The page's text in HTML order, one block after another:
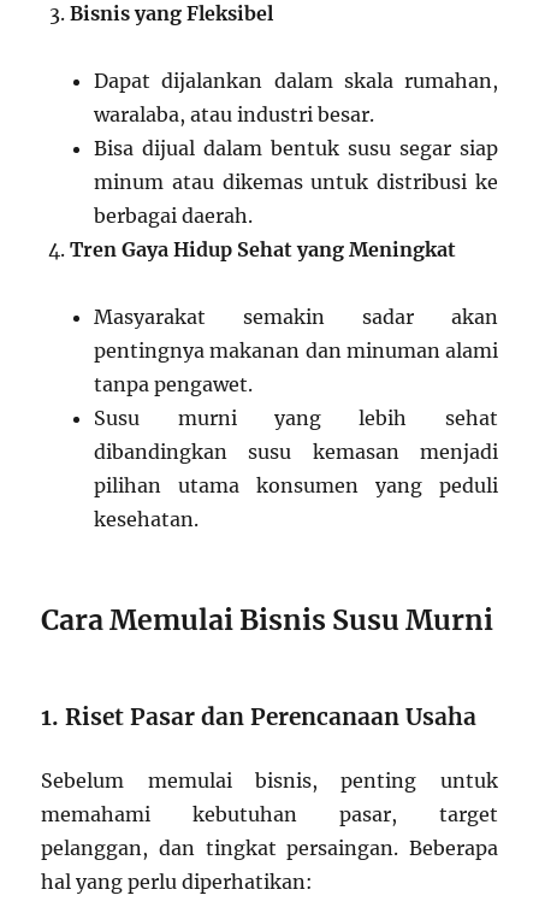
Bisnis yang Fleksibel
Dapat dijalankan dalam skala rumahan,
waralaba, atau industri besar.
Bisa dijual dalam bentuk susu segar siap
minum atau dikemas untuk distribusi ke
berbagai daerah.
Tren Gaya Hidup Sehat yang Meningkat
Masyarakat semakin sadar akan
pentingnya makanan dan minuman alami
tanpa pengawet.
Susu murni yang lebih sehat
dibandingkan susu kemasan menjadi
pilihan utama konsumen yang peduli
kesehatan.
Cara Memulai Bisnis Susu Murni
1. Riset Pasar dan Perencanaan Usaha
Sebelum memulai bisnis, penting untuk
memahami kebutuhan pasar, target
pelanggan, dan tingkat persaingan. Beberapa
hal yang perlu diperhatikan: